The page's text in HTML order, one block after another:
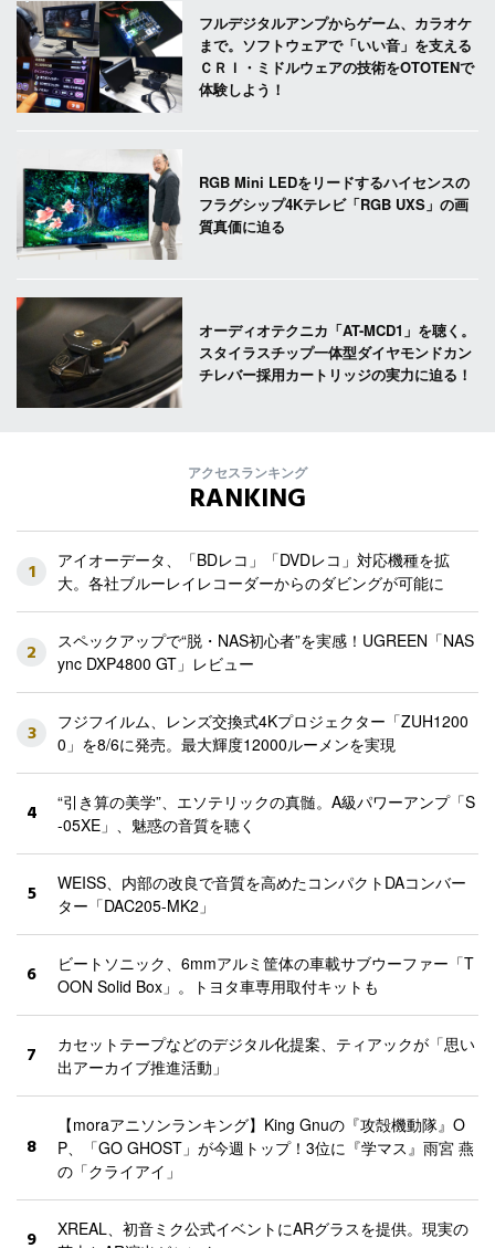
フルデジタルアンプからゲーム、カラオケ
まで。ソフトウェアで「いい音」を支える
ＣＲＩ・ミドルウェアの技術をOTOTENで
体験しよう！
RGB Mini LEDをリードするハイセンスの
フラグシップ4Kテレビ「RGB UXS」の画
質真価に迫る
オーディオテクニカ「AT-MCD1」を聴く。
スタイラスチップ一体型ダイヤモンドカン
チレバー採用カートリッジの実力に迫る！
アクセスランキング
RANKING
1
アイオーデータ、「BDレコ」「DVDレコ」対応機種を拡
大。各社ブルーレイレコーダーからのダビングが可能に
2
スペックアップで“脱・NAS初心者”を実感！UGREEN「NAS
ync DXP4800 GT」レビュー
3
フジフイルム、レンズ交換式4Kプロジェクター「ZUH1200
0」を8/6に発売。最大輝度12000ルーメンを実現
4
“引き算の美学”、エソテリックの真髄。A級パワーアンプ「S
-05XE」、魅惑の音質を聴く
5
WEISS、内部の改良で音質を高めたコンパクトDAコンバー
ター「DAC205-MK2」
6
ビートソニック、6mmアルミ筐体の車載サブウーファー「T
OON Solid Box」。トヨタ車専用取付キットも
7
カセットテープなどのデジタル化提案、ティアックが「思い
出アーカイブ推進活動」
8
【moraアニソンランキング】King Gnuの『攻殻機動隊』O
P、「GO GHOST」が今週トップ！3位に『学マス』雨宮 燕
の「クライアイ」
9
XREAL、初音ミク公式イベントにARグラスを提供。現実の